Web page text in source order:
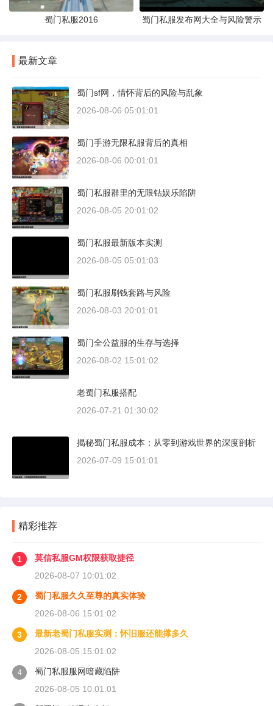
蜀门私服2016 蜀门私服发布网大全与风险警示
最新文章
蜀门sf网，情怀背后的风险与乱象
2026-08-06 05:01:01
蜀门手游无限私服背后的真相
2026-08-06 00:01:01
蜀门私服群里的无限钻娱乐陷阱
2026-08-05 20:01:02
蜀门私服最新版本实测
2026-08-05 05:01:03
蜀门私服刷钱套路与风险
2026-08-03 20:01:01
蜀门全公益服的生存与选择
2026-08-02 15:01:02
老蜀门私服搭配
2026-07-21 01:30:02
揭秘蜀门私服成本：从零到游戏世界的深度剖析
2026-07-09 15:01:01
精彩推荐
1
莫信私服GM权限获取捷径
2026-08-07 10:01:02
2
蜀门私服久久至尊的真实体验
2026-08-06 15:01:02
3
最新老蜀门私服实测：怀旧服还能撑多久
2026-08-05 15:01:02
4
蜀门私服服网暗藏陷阱
2026-08-05 10:01:01